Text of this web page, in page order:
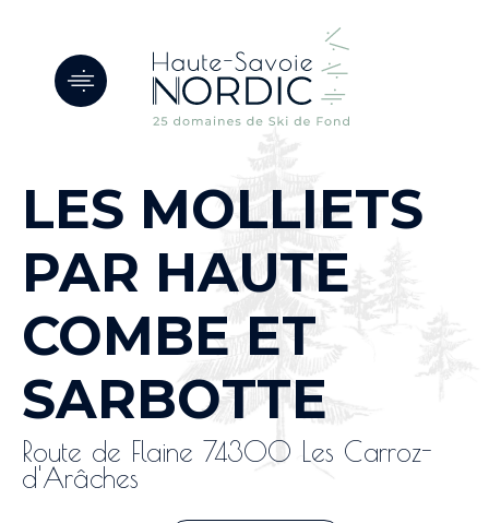
LES MOLLIETS
PAR HAUTE
COMBE ET
SARBOTTE
Route de Flaine 74300 Les Carroz-
d'Arâches